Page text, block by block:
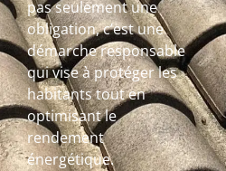
pas seulement une
obligation, c’est une
démarche responsable
qui vise à protéger les
habitants tout en
optimisant le
rendement
énergétique.